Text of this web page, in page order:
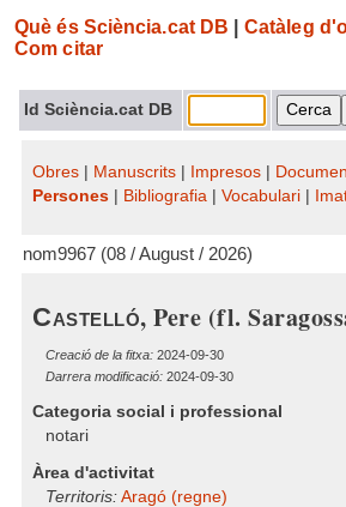
Què és Sciència.cat DB Catàleg
Com citar
Id Sciència.cat DB
Obres Manuscrits Impresos
Persones
Bibliografia Vocabulari
nom9967 (08 / August / 2026)
Castelló, Pere (fl.
Creació de la fitxa: 2024-09-30
Darrera modificació: 2024-09-30
Categoria social i professional
notari
Àrea d'activitat
Territoris: Aragó (regne)